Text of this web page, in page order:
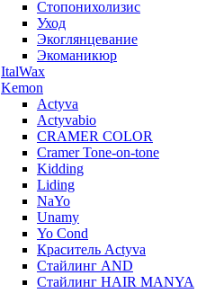
Стопонихолизис
Уход
Экоглянцевание
Экоманикюр
ItalWax
Kemon
Actyva
Actyvabio
CRAMER COLOR
Cramer Tone-on-tone
Kidding
Liding
NaYo
Unamy
Yo Cond
Краситель Actyva
Стайлинг AND
Стайлинг HAIR MANYA